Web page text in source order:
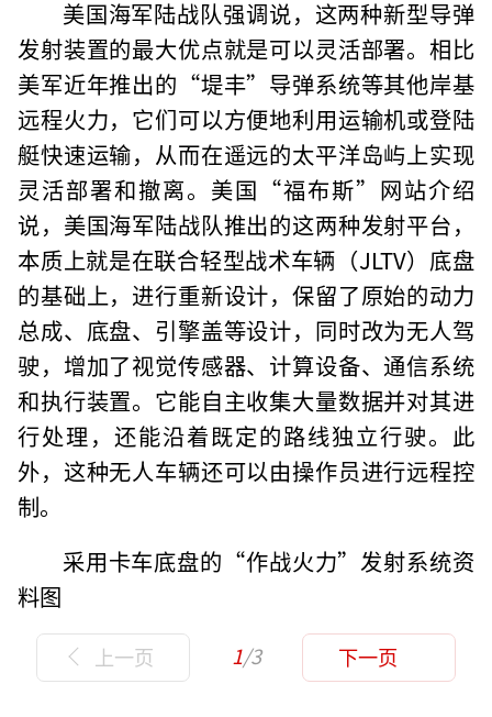
美国海军陆战队强调说，这两种新型导弹
发射装置的最大优点就是可以灵活部署。相比
美军近年推出的“堤丰”导弹系统等其他岸基
远程火力，它们可以方便地利用运输机或登陆
艇快速运输，从而在遥远的太平洋岛屿上实现
灵活部署和撤离。美国“福布斯”网站介绍
说，美国海军陆战队推出的这两种发射平台，
本质上就是在联合轻型战术车辆（JLTV）底盘
的基础上，进行重新设计，保留了原始的动力
总成、底盘、引擎盖等设计，同时改为无人驾
驶，增加了视觉传感器、计算设备、通信系统
和执行装置。它能自主收集大量数据并对其进
行处理，还能沿着既定的路线独立行驶。此
外，这种无人车辆还可以由操作员进行远程控
制。
采用卡车底盘的“作战火力”发射系统资
料图
上一页 1/3 下一页